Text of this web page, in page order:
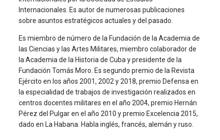
Internacionales. Es autor de numerosas publicaciones
sobre asuntos estratégicos actuales y del pasado.
Es miembro de número de la Fundación de la Academia de
las Ciencias y las Artes Militares, miembro colaborador de
la Academia de la Historia de Cuba y presidente de la
Fundación Tomás Moro. Es segundo premio de la Revista
Ejército en los años 2001, 2002 y 2018, premio Defensa en
la especialidad de trabajos de investigación realizados en
centros docentes militares en el año 2004, premio Hernán
Pérez del Pulgar en el año 2010 y premio Excelencia 2015,
dado en La Habana. Habla inglés, francés, alemán y ruso.